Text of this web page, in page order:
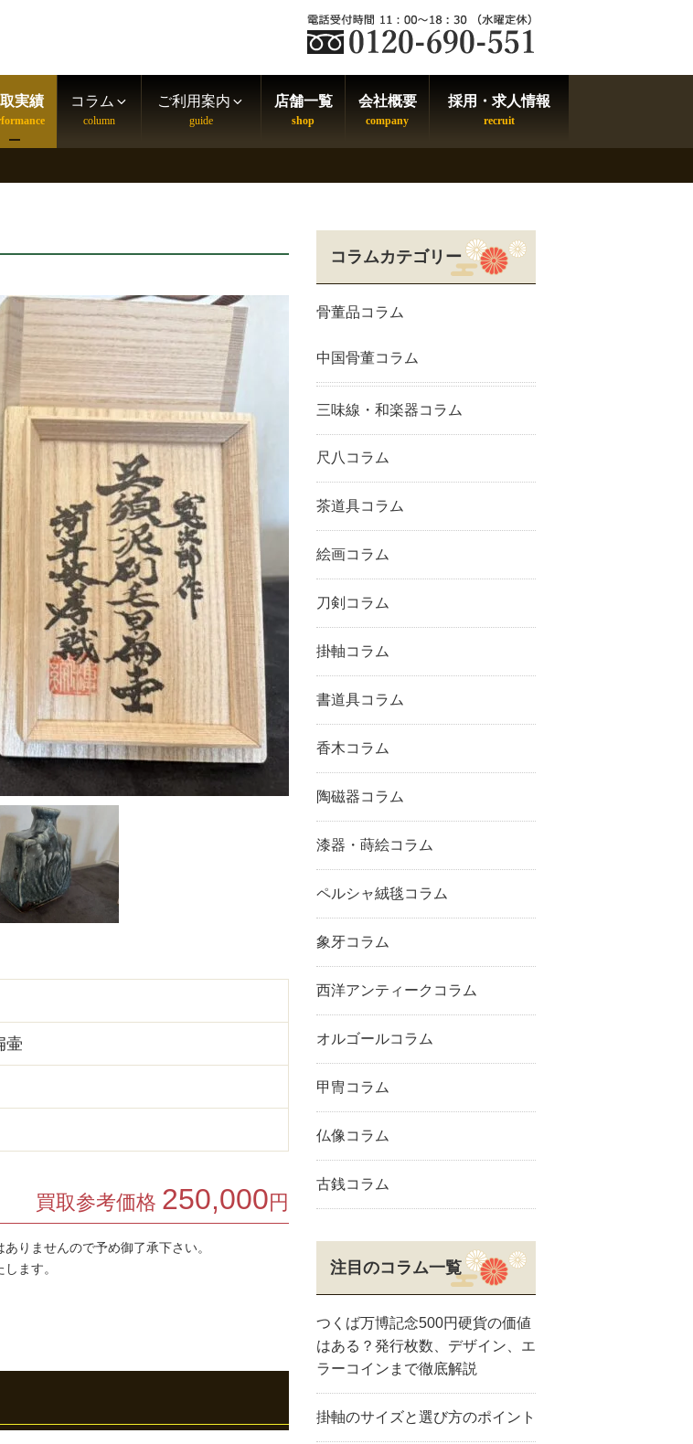
実績 コラム ご利用案内 店舗一覧 会社概要 採用・求人情報
壷
買取参考価格 250,000 円
りませんので予め御了承下さい。
ます。
コラムカテゴリー
骨董品コラム
中国骨董コラム
三味線・和楽器コラム
尺八コラム
茶道具コラム
絵画コラム
刀剣コラム
掛軸コラム
書道具コラム
香木コラム
陶磁器コラム
漆器・蒔絵コラム
ペルシャ絨毯コラム
象牙コラム
西洋アンティークコラム
オルゴールコラム
甲冑コラム
仏像コラム
古銭コラム
注目のコラム一覧
つくば万博記念500円硬貨の価値
はある？発行枚数、デザイン、エ
ラーコインまで徹底解説
掛軸のサイズと選び方のポイント